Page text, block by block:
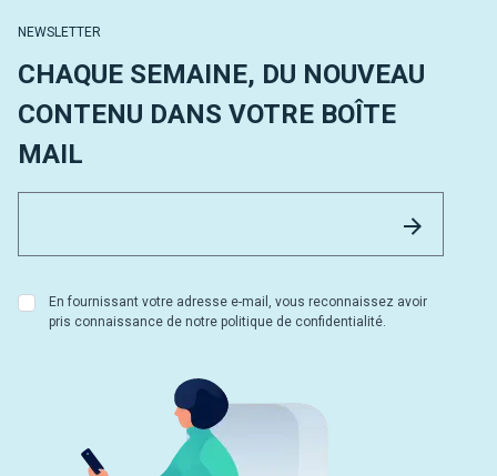
NEWSLETTER
CHAQUE SEMAINE, DU NOUVEAU
CONTENU DANS VOTRE BOÎTE
MAIL
En fournissant votre adresse e-mail, vous reconnaissez avoir
pris connaissance de notre politique de confidentialité.